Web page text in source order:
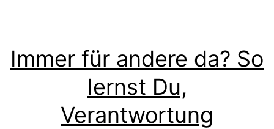
Immer für andere da? So
lernst Du,
Verantwortung